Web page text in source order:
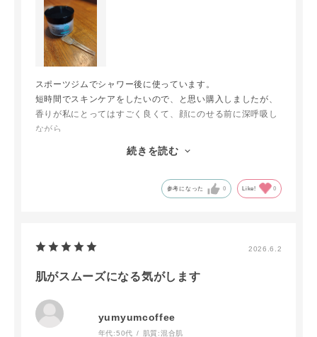
スポーツジムでシャワー後に使っています。
短時間でスキンケアをしたいので、と思い購入しましたが、
香りが私にとってはすごく良くて、顔にのせる前に深呼吸し
ながら
リラックスタイムを過ごしています。
続きを読む
参考になった 0 Like! 0
2026.6.2
肌がスムーズになる気がします
yumyumcoffee
年代:50代 肌質:混合肌